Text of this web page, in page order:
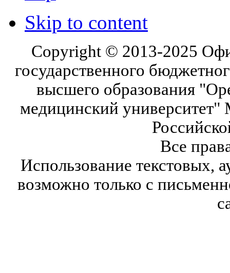
Skip to content
Copyright © 2013-2025
государственного
высшего образования
медицинский университет"
Все
Использование текстовых,
возможно только с